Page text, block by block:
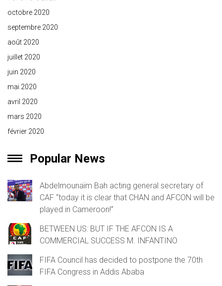
octobre 2020
septembre 2020
août 2020
juillet 2020
juin 2020
mai 2020
avril 2020
mars 2020
février 2020
Popular News
Abdelmounaïm Bah acting general secretary of
CAF “today it is clear that CHAN and AFCON will be
played in Cameroon!”
BETWEEN US: BUT IF THE AFCON IS A
COMMERCIAL SUCCESS M. INFANTINO
FIFA Council has decided to postpone the 70th
FIFA Congress in Addis Ababa